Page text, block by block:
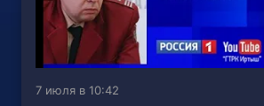
7 июля в 10:42